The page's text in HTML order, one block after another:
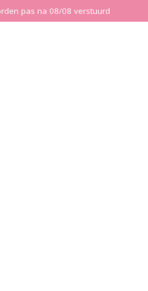
pas na 08/08 verstuurd